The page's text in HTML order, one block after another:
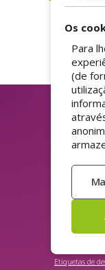
Etiquetas de
Etiquetas
restauracao
Etiquetas de
Os
Para
(de